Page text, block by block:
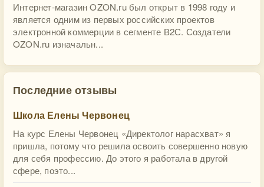
Интернет-магазин OZON.ru был открыт в 1998 году и
является одним из первых российских проектов
электронной коммерции в сегменте В2С. Создатели
OZON.ru изначальн...
Последние отзывы
Школа Елены Червонец
На курс Елены Червонец «Директолог нарасхват» я
пришла, потому что решила освоить совершенно новую
для себя профессию. До этого я работала в другой
сфере, поэто...